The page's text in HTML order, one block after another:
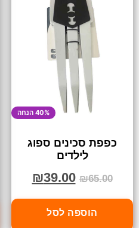
40% הנחה
כפפת סכינים ספוג
לילדים
₪65.00
₪39.00
הוספה לסל